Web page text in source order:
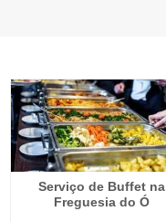
Serviço de Buffet na
Freguesia do Ó